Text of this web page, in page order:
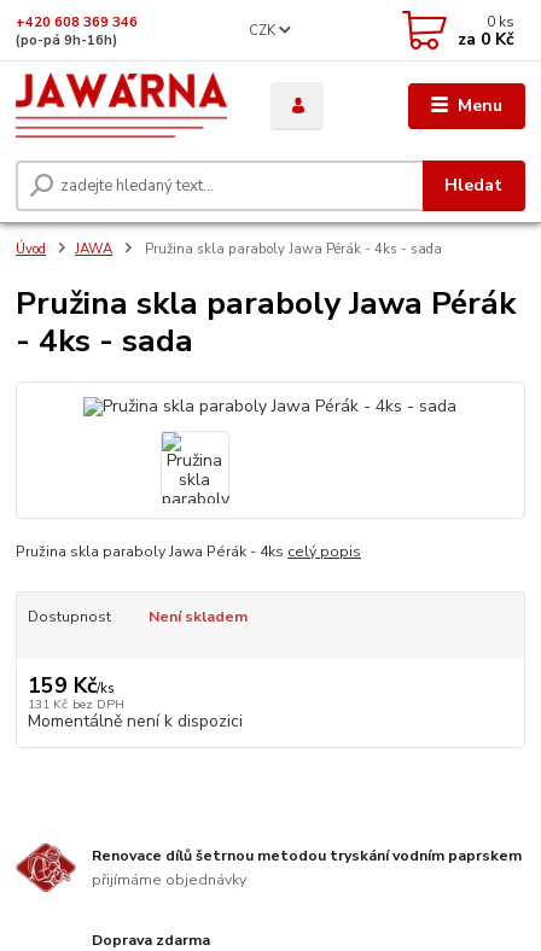
Menu
CZK
Hledat
+420 608 369 346
(po-pá 9h-16h)
0 ks
za 0 Kč
Úvod JAWA Pružina skla paraboly Jawa Pérák - 4ks - sada
Pružina skla paraboly Jawa Pérák
- 4ks - sada
Pružina skla paraboly Jawa Pérák - 4ks celý popis
Dostupnost Není skladem
159 Kč/ks
131 Kč bez DPH
Momentálně není k dispozici
Renovace dílů šetrnou metodou tryskání vodním paprskem
přijímáme objednávky
Doprava zdarma